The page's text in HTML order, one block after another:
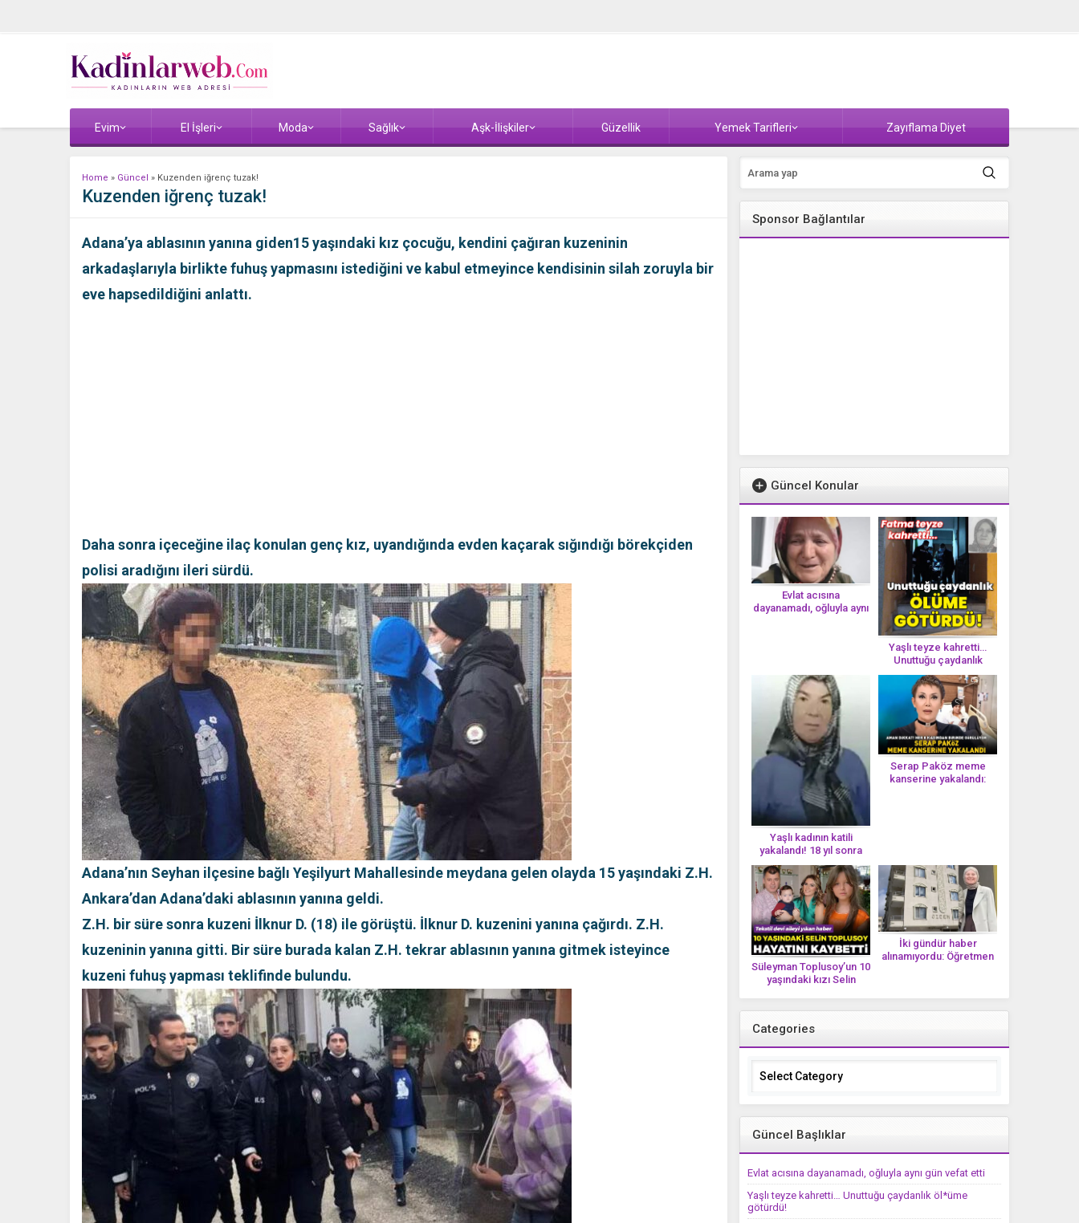
Evim El İşleri Moda Sağlık Aşk-İlişkiler Güzellik Yemek Tarifleri Zayıflama Diyet
Home » Güncel » Kuzenden iğrenç tuzak!
Kuzenden iğrenç tuzak!
Adana’ya ablasının yanına giden15 yaşındaki kız çocuğu, kendini çağıran kuzeninin
arkadaşlarıyla birlikte fuhuş yapmasını istediğini ve kabul etmeyince kendisinin silah zoruyla bir
eve hapsedildiğini anlattı.
Daha sonra içeceğine ilaç konulan genç kız, uyandığında evden kaçarak sığındığı börekçiden
polisi aradığını ileri sürdü.
Adana’nın Seyhan ilçesine bağlı Yeşilyurt Mahallesinde meydana gelen olayda 15 yaşındaki Z.H.
Ankara’dan Adana’daki ablasının yanına geldi.
Z.H. bir süre sonra kuzeni İlknur D. (18) ile görüştü. İlknur D. kuzenini yanına çağırdı. Z.H.
kuzeninin yanına gitti. Bir süre burada kalan Z.H. tekrar ablasının yanına gitmek isteyince
kuzeni fuhuş yapması teklifinde bulundu.
Sponsor Bağlantılar
Güncel Konular
Evlat acısına
dayanamadı, oğluyla aynı
Yaşlı teyze kahretti…
Unuttuğu çaydanlık
öl*üme götürdü!
Yaşlı kadının katili
yakalandı! 18 yıl sonra
tek bir DNA iziyle
çözüldü!
Serap Paköz meme
kanserine yakalandı:
Süleyman Toplusoy’un 10
yaşındaki kızı Selin
İki gündür haber
alınamıyordu: Öğretmen
Categories
Categories
Güncel Başlıklar
Evlat acısına dayanamadı, oğluyla aynı gün vefat etti
Yaşlı teyze kahretti… Unuttuğu çaydanlık öl*üme
götürdü!